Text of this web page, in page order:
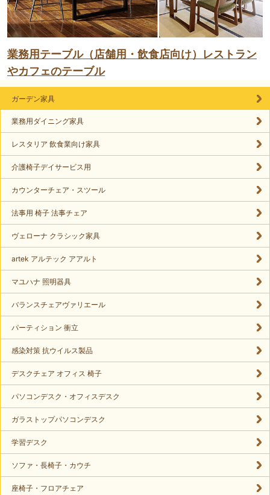
業務用テーブル（店舗用・飲食店向け）レストラン
やカフェのテーブル
ガーデン家具
業務用ダイニング家具
レスタリア 飲食業向け家具
介護椅子デイサービス用
カウンターチェア・スツール
法事用 椅子 法事チェア
ヴェローナ クラシック家具
artek アルテック アアルト
マユハナ 照明器具
バランスチェアヴァリエール
パーティション 衝立
感染対策 抗ウイルス製品
デスクチェア オフィス 椅子
パソコンデスク・オフィスデスク
ガラストップパソコンデスク
学習デスク
ソファ・長椅子・カウチ
座椅子・フロアチェア